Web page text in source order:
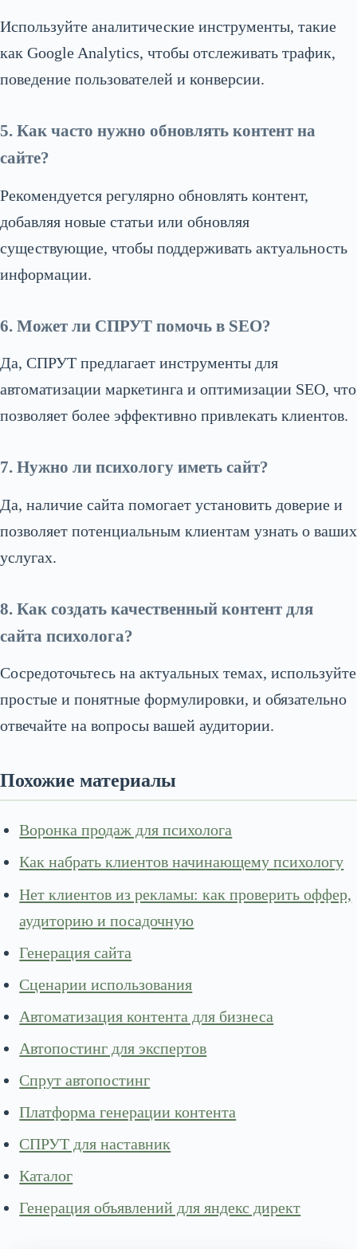
Используйте аналитические инструменты, такие
как Google Analytics, чтобы отслеживать трафик,
поведение пользователей и конверсии.
5. Как часто нужно обновлять контент на
сайте?
Рекомендуется регулярно обновлять контент,
добавляя новые статьи или обновляя
существующие, чтобы поддерживать актуальность
информации.
6. Может ли СПРУТ помочь в SEO?
Да, СПРУТ предлагает инструменты для
автоматизации маркетинга и оптимизации SEO, что
позволяет более эффективно привлекать клиентов.
7. Нужно ли психологу иметь сайт?
Да, наличие сайта помогает установить доверие и
позволяет потенциальным клиентам узнать о ваших
услугах.
8. Как создать качественный контент для
сайта психолога?
Сосредоточьтесь на актуальных темах, используйте
простые и понятные формулировки, и обязательно
отвечайте на вопросы вашей аудитории.
Похожие материалы
Воронка продаж для психолога
Как набрать клиентов начинающему психологу
Нет клиентов из рекламы: как проверить оффер,
аудиторию и посадочную
Генерация сайта
Сценарии использования
Автоматизация контента для бизнеса
Автопостинг для экспертов
Спрут автопостинг
Платформа генерации контента
СПРУТ для наставник
Каталог
Генерация объявлений для яндекс директ